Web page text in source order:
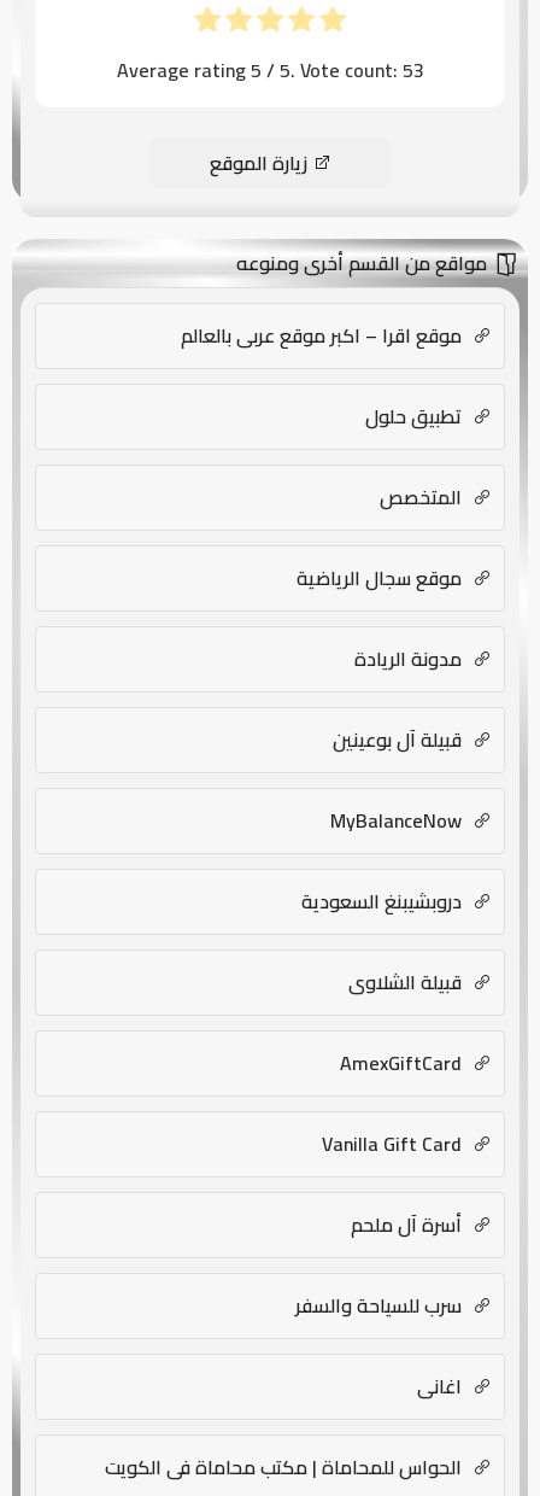
Average rating5/ 5. Vote count:53
زيارة الموقع
مواقع من القسم أخرى ومنوعه
موقع اقرا – اكبر موقع عربي بالعالم
تطبيق حلول
المتخصص
موقع سجال الرياضية
مدونة الريادة
قبيلة آل بوعينين
MyBalanceNow
دروبشيبنغ السعودية
قبيلة الشلاوى
AmexGiftCard
Vanilla Gift Card
أسرة آل ملحم
سرب للسياحة والسفر
اغانى
الحواس للمحاماة | مكتب محاماة في الكويت